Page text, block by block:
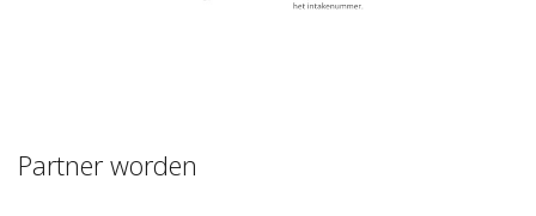
Partner worden